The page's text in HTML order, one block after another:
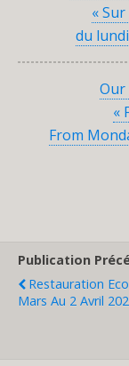
«
du
Our
«
From
Publication
Restauration
Mars Au 2 Avril